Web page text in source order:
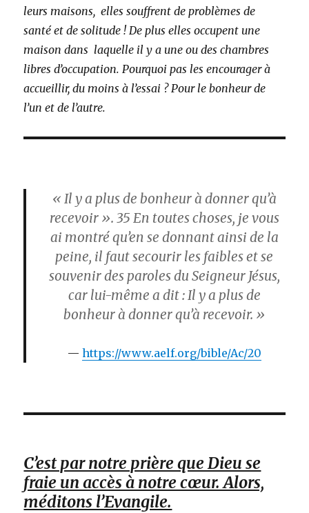
leurs maisons, elles souffrent de problèmes de
santé et de solitude ! De plus elles occupent une
maison dans laquelle il y a une ou des chambres
libres d’occupation. Pourquoi pas les encourager à
accueillir, du moins à l’essai ? Pour le bonheur de
l’un et de l’autre.
« Il y a plus de bonheur à donner qu’à
recevoir ». 35 En toutes choses, je vous
ai montré qu’en se donnant ainsi de la
peine, il faut secourir les faibles et se
souvenir des paroles du Seigneur Jésus,
car lui-même a dit : Il y a plus de
bonheur à donner qu’à recevoir. »
https://www.aelf.org/bible/Ac/20
C’est par notre prière que Dieu se
fraie un accès à notre cœur. Alors,
méditons l’Evangile.